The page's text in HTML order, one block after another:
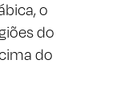
o
do
do